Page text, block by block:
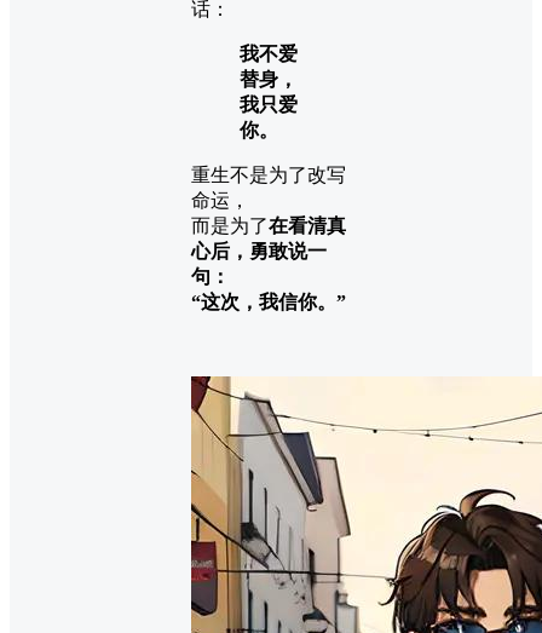
话：
我不爱
替身，
我只爱
你。
重生不是为了改写
命运，
而是为了在看清真
心后，勇敢说一
句：
“这次，我信你。”